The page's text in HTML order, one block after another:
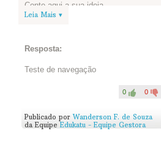
Conte aqui a sua ideia.
Leia Mais ▾
Resposta:
Teste de navegação
0 0
Publicado por Wanderson F. de Souza
da Equipe Edukatu - Equipe Gestora